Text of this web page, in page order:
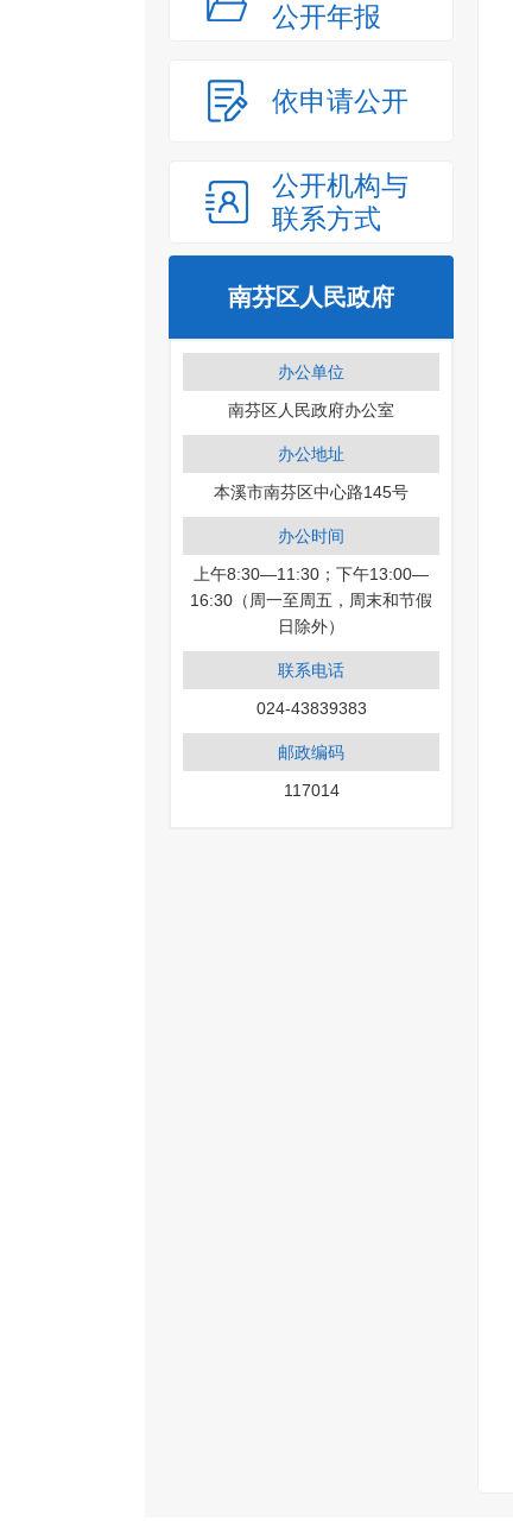
公开年报
依申请公开
公开机构与
联系方式
南芬区人民政府
办公单位
南芬区人民政府办公室
办公地址
本溪市南芬区中心路145号
办公时间
上午8:30—11:30；下午13:00—
16:30（周一至周五，周末和节假
日除外）
联系电话
024-43839383
邮政编码
117014